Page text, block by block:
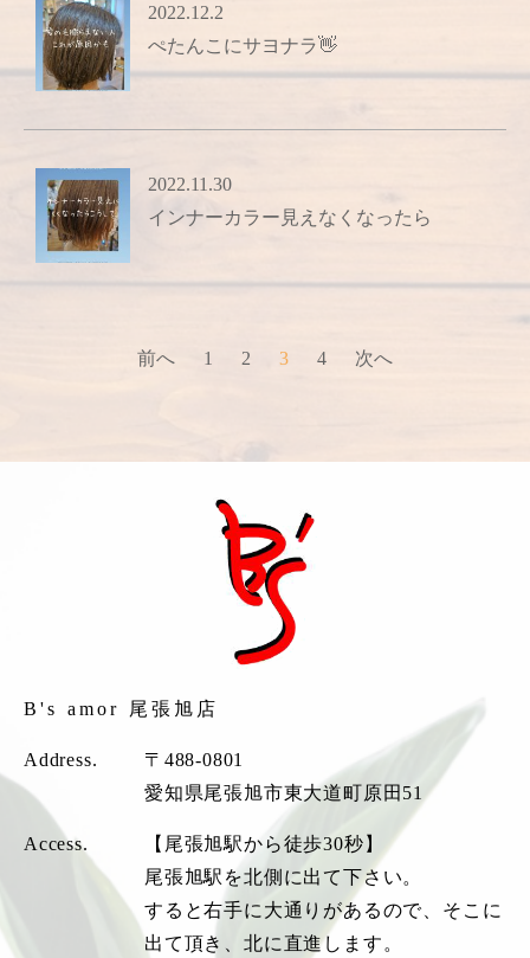
2022.12.2
ぺたんこにサヨナラ👋
2022.11.30
インナーカラー見えなくなったら
前へ 1 2 3 4 次へ
B's amor 尾張旭店
Address.
〒488-0801
愛知県尾張旭市東大道町原田51
Access.
【尾張旭駅から徒歩30秒】
尾張旭駅を北側に出て下さい。
すると右手に大通りがあるので、そこに
出て頂き、北に直進します。